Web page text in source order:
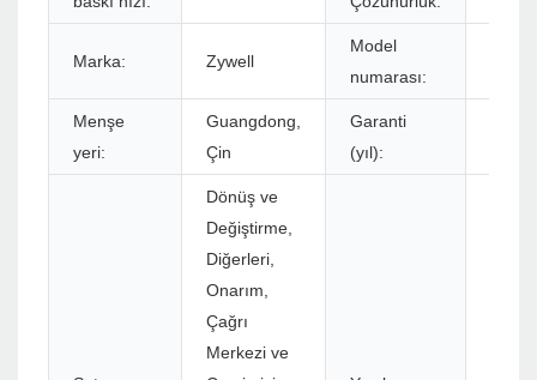
Marka: Zywell
Model
numarası:
Menşe
yeri:
Guangdong,
Çin
Garanti
(yıl):
Dönüş ve
Değiştirme,
Diğerleri,
Onarım,
Çağrı
Merkezi ve